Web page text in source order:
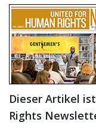
Dieser Artikel
Rights